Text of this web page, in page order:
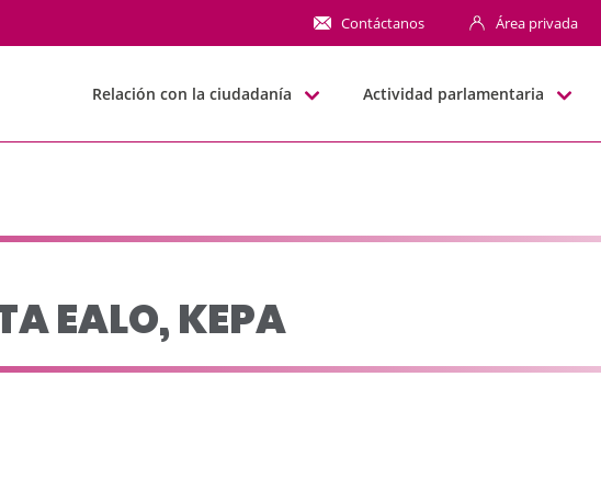
Contáctanos Área privada
Relación con la ciudadanía Actividad parlamentaria
EALO, KEPA